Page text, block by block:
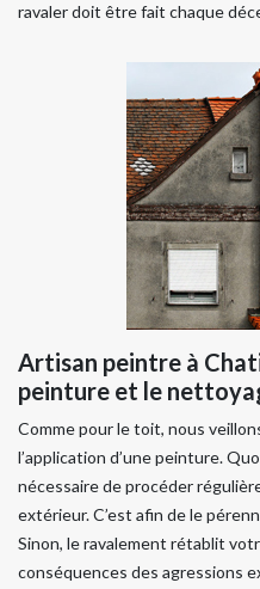
ravaler doit être fait chaque
Artisan peintre à
peinture et le
Comme pour le toit, nous
l’application d’une peinture.
nécessaire de procéder
extérieur. C’est afin de le
Sinon, le ravalement rétablit
conséquences des agressions